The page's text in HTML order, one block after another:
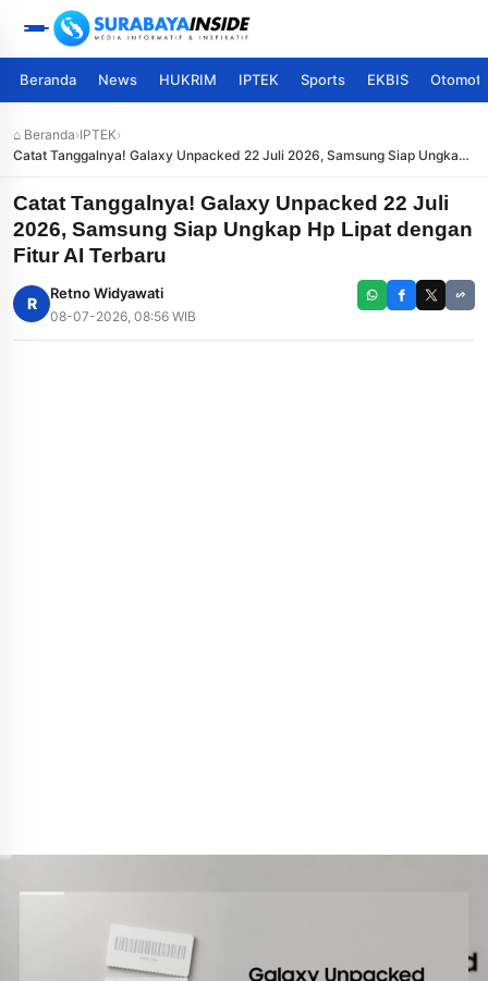
Beranda News HUKRIM IPTEK Sports EKBIS
⌂ Beranda›IPTEK›
Catat Tanggalnya! Galaxy Unpacked 22 Juli 2026, Samsung Siap Ungkap
Hp Lipat dengan Fitur AI Terbaru
Catat Tanggalnya! Galaxy Unpacked 22 Juli
2026, Samsung Siap Ungkap Hp Lipat dengan
Fitur AI Terbaru
R
Retno Widyawati
08-07-2026, 08:56 WIB